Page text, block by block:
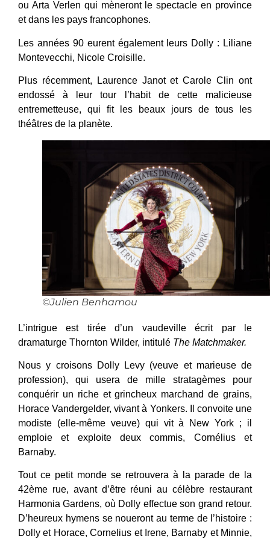
ou Arta Verlen qui mèneront le spectacle en province
et dans les pays francophones.
Les années 90 eurent également leurs Dolly : Liliane
Montevecchi, Nicole Croisille.
Plus récemment, Laurence Janot et Carole Clin ont
endossé à leur tour l’habit de cette malicieuse
entremetteuse, qui fit les beaux jours de tous les
théâtres de la planète.
©Julien Benhamou
L’intrigue est tirée d’un vaudeville écrit par le
dramaturge Thornton Wilder, intitulé The Matchmaker.
Nous y croisons Dolly Levy (veuve et marieuse de
profession), qui usera de mille stratagèmes pour
conquérir un riche et grincheux marchand de grains,
Horace Vandergelder, vivant à Yonkers. Il convoite une
modiste (elle-même veuve) qui vit à New York ; il
emploie et exploite deux commis, Cornélius et
Barnaby.
Tout ce petit monde se retrouvera à la parade de la
42ème rue, avant d’être réuni au célèbre restaurant
Harmonia Gardens, où Dolly effectue son grand retour.
D’heureux hymens se noueront au terme de l’histoire :
Dolly et Horace, Cornelius et Irene, Barnaby et Minnie,